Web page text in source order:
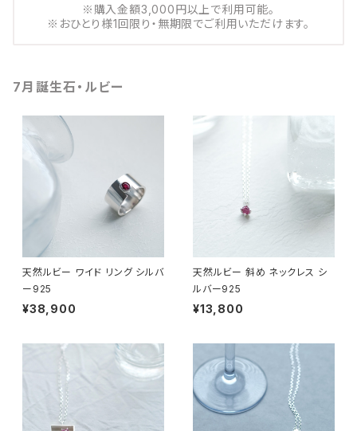
※購入金額3,000円以上で利用可能。
※おひとり様1回限り・無期限でご利用いただけます。
7月誕生石・ルビー
天然ルビー ワイド リング シルバ
ー925
¥38,900
天然ルビー 斜め ネックレス シ
ルバー925
¥13,800